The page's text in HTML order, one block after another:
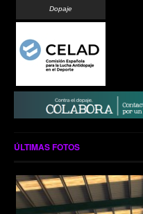
Dopaje
ÚLTIMAS FOTOS